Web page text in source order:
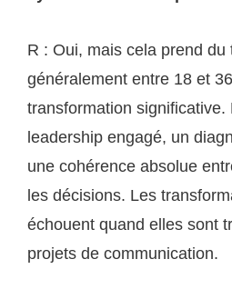
R : Oui, mais cela prend
généralement entre 18 et
transformation significative.
leadership engagé, un
une cohérence absolue
les décisions. Les
échouent quand elles sont
projets de communication.